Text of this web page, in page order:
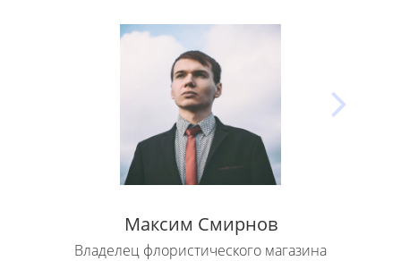
Максим Смирнов
Владелец флористического магазина